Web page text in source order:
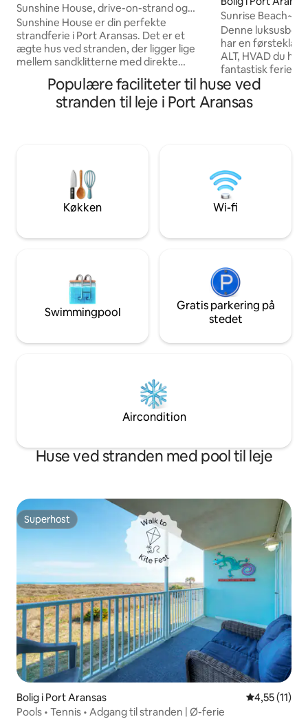
Sunshine House, drive-on-strand og
udsigt over bugten
Sunshine House er din perfekte
strandferie i Port Aransas. Det er et
ægte hus ved stranden, der ligger lige
mellem sandklitterne med direkte
fantastiske solopgange over bugten fra
det øverste dæk, og gå derefter direkte
private badeværelse. Nyd en rummelig
overdækket veranda med havudsigt, et
fuldt udstyret køkken med
stål,
Sunrise
pool~Arkadespil
Denne
har en
ALT, HVAD du
fantastisk ferie i
*Privat pool med
*Adgangtil fælles
anmode om
timer i forvejen.
varmeapparatet
*Propangrill *Helt
Populære faciliteter til huse ved
stranden til leje i Port Aransas
Køkken Wi-fi
Swimmingpool
Gratis parkering på
stedet
Aircondition
Huse ved stranden med pool til leje
Superhost
Superhost
Bolig i Port Aransas 4,55 ud af 5
4,55 (11)
Pools • Tennis • Adgang til stranden | Ø-ferie